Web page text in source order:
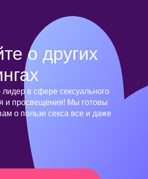
в сфере сексуального
и просвещения! Мы готовы
о пользе секса все и даже
о других